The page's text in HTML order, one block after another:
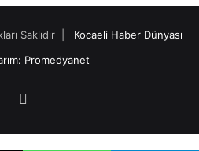
Saklıdır | Kocaeli Haber Dünyası
Promedyanet